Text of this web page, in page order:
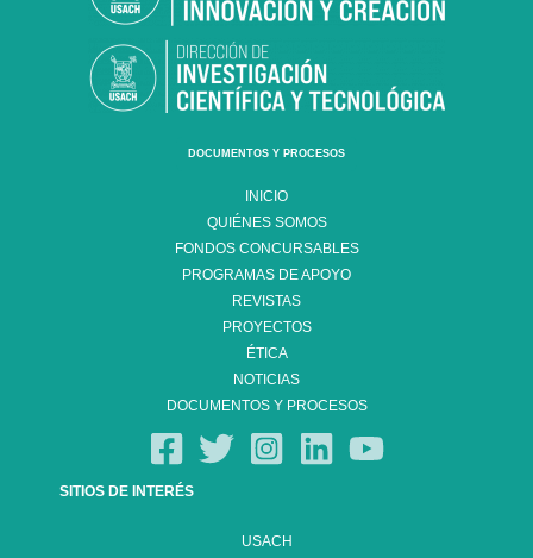
DOCUMENTOS Y PROCESOS
INICIO
QUIÉNES SOMOS
FONDOS CONCURSABLES
PROGRAMAS DE APOYO
REVISTAS
PROYECTOS
ÉTICA
NOTICIAS
DOCUMENTOS Y PROCESOS
SITIOS DE INTERÉS
USACH